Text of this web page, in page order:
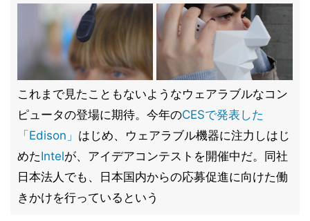
これまで見たこともないようなウェアラブルなコン
ピュータの登場に期待。今年のCESで発表した
「Edison」 はじめ、ウェアラブル機器に注力しはじ
めたIntelが、アイデアコンテストを開催中だ。同社
日本法人でも、日本国内からの応募促進に向けた働
きかけを行っているという